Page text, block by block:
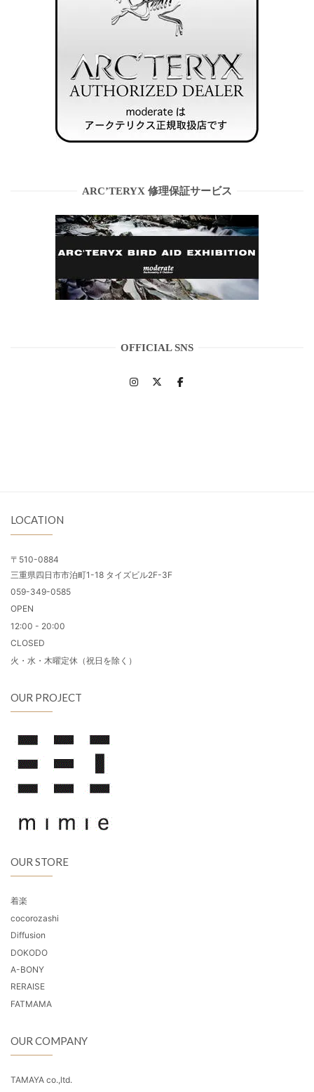
ARC’TERYX 修理保証サービス
OFFICIAL SNS
LOCATION
〒510-0884
三重県四日市市泊町1-18 タイズビル2F-3F
059-349-0585
OPEN
12:00 - 20:00
CLOSED
火・水・木曜定休（祝日を除く）
OUR PROJECT
OUR STORE
着楽
cocorozashi
Diffusion
DOKODO
A-BONY
RERAISE
FATMAMA
OUR COMPANY
TAMAYA co.,ltd.